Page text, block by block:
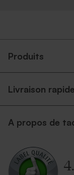
Produits
Livraison
A propos de